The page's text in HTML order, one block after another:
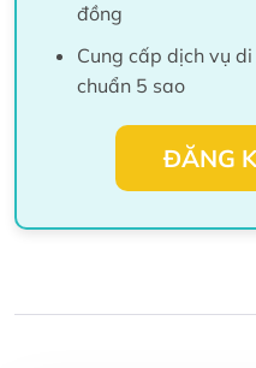
đồng
Cung cấp dịch vụ
chuẩn 5 sao
ĐĂNG